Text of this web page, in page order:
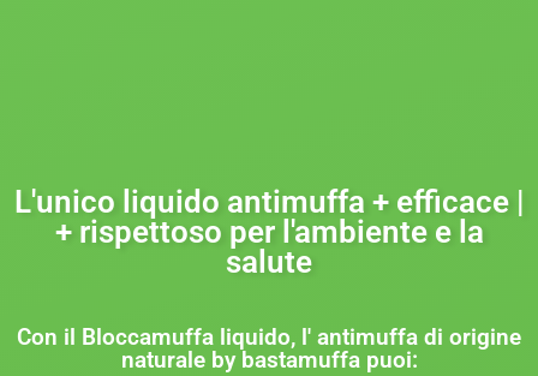
L'unico liquido antimuffa + efficace |
+ rispettoso per l'ambiente e la
salute
Con il Bloccamuffa liquido, l' antimuffa di origine
naturale by bastamuffa puoi: